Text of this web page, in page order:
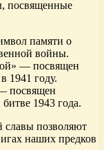
посвященные
памяти о
войны.
— посвящен
1941 году.
посвящен
1943 года.
славы позволяют
наших предков